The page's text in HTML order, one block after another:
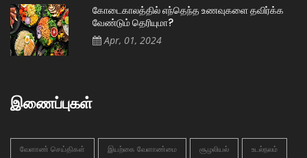
கோடைகாலத்தில் எந்தெந்த உணவுகளை தவிர்க்க
வேண்டும் தெரியுமா?
Apr, 01, 2024
இணைப்புகள்
வேளாண் செய்திகள் இயற்கை வேளாண்மை சூழலியல் உடல்நலம்